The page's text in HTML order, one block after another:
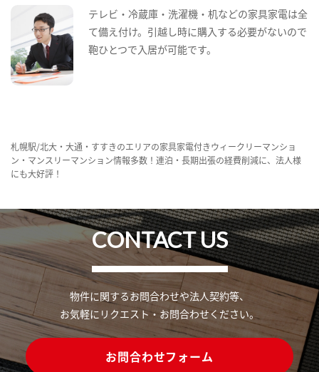
テレビ・冷蔵庫・洗濯機・机などの家具家電は全
て備え付け。引越し時に購入する必要がないので
鞄ひとつで入居が可能です。
札幌駅/北大・大通・すすきのエリアの家具家電付きウィークリーマンショ
ン・マンスリーマンション情報多数！連泊・長期出張の経費削減に、法人様
にも大好評！
CONTACT US
物件に関するお問合わせや法人契約等、
お気軽にリクエスト・お問合わせください。
お問合わせフォーム